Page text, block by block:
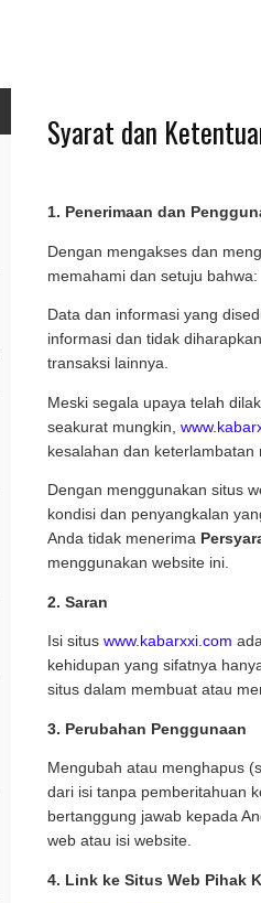
Syarat dan
1. Penerimaan dan
Dengan mengakses dan
memahami dan setuju bahwa:
Data dan informasi yang
informasi dan tidak
transaksi lainnya.
Meski segala upaya telah
seakurat mungkin,
kesalahan dan keterlambatan
Dengan menggunakan situs
kondisi dan penyangkalan
Anda tidak menerima
menggunakan website ini.
2. Saran
Isi situs www.kabarxxi.com
kehidupan yang sifatnya
situs dalam membuat atau
3. Perubahan Penggunaan
Mengubah atau menghapus
dari isi tanpa pemberitahuan
bertanggung jawab kepada
web atau isi website.
4. Link ke Situs Web Pihak